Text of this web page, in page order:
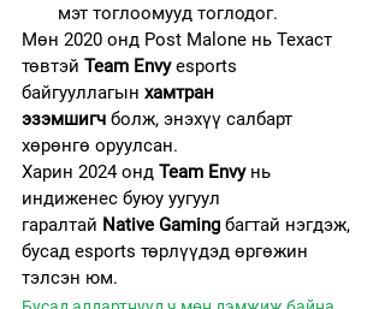
мэт тоглоомууд тоглодог.
Мөн 2020 онд Post Malone нь Техаст
төвтэй Team Envy esports
байгууллагын хамтран
эзэмшигч болж, энэхүү салбарт
хөрөнгө оруулсан.
Харин 2024 онд Team Envy нь
индиженес буюу уугуул
гаралтай Native Gaming багтай нэгдэж,
бусад esports төрлүүдэд өргөжин
тэлсэн юм.